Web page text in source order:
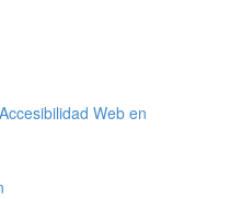
Web en